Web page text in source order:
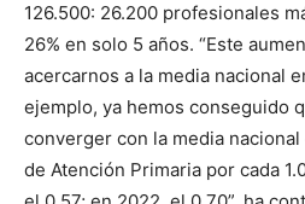
126.500: 26.200 profesionales
26% en solo 5 años. “Este
acercarnos a la media nacional
ejemplo, ya hemos conseguido
converger con la media
de Atención Primaria por cada